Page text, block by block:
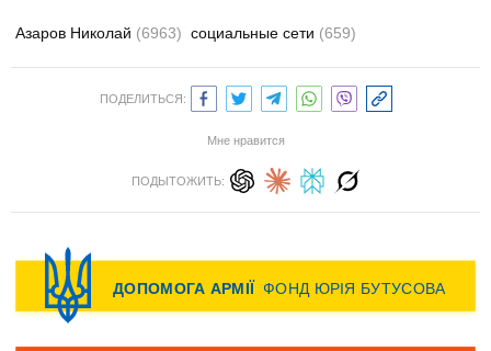
Азаров Николай (6963) социальные сети (659)
ПОДЕЛИТЬСЯ:
Мне нравится
ПОДЫТОЖИТЬ: